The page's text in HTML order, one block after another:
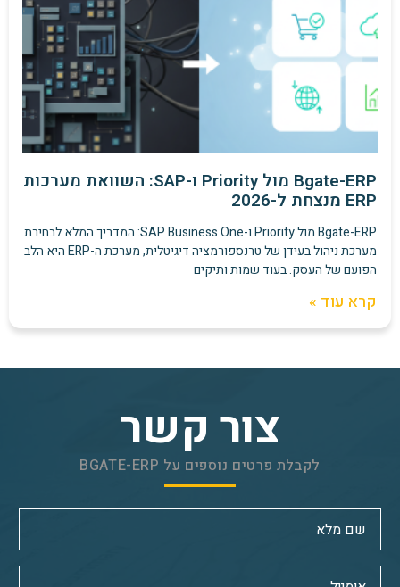
Bgate-ERP מול Priority ו-SAP: השוואת מערכות
ERP מנצחת ל-2026
Bgate-ERP מול Priority ו-SAP Business One: המדריך המלא לבחירת
מערכת ניהול בעידן של טרנספורמציה דיגיטלית, מערכת ה-ERP היא הלב
הפועם של העסק. בעוד שמות ותיקים
קרא עוד »
צור קשר
לקבלת פרטים נוספים על BGATE-ERP